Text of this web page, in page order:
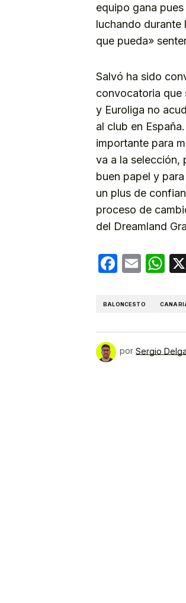
equipo gana
luchando durante
que pueda»
Salvó ha sido
convocatoria que
y Euroliga no
al club en
importante para
va a la selección,
buen papel y
un plus de
proceso de
del Dreamland
Email
BALONCESTO
por Sergio